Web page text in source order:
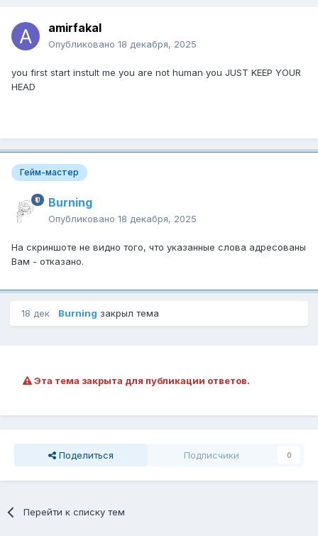
amirfakal
Опубликовано 18 декабря, 2025
you first start instult me you are not human you JUST KEEP YOUR
HEAD
Гейм-мастер
Burning
Опубликовано 18 декабря, 2025
На скриншоте не видно того, что указанные слова адресованы
Вам - отказано.
18 дек Burning закрыл тема
Эта тема закрыта для публикации ответов.
Поделиться Подписчики 0
Перейти к списку тем